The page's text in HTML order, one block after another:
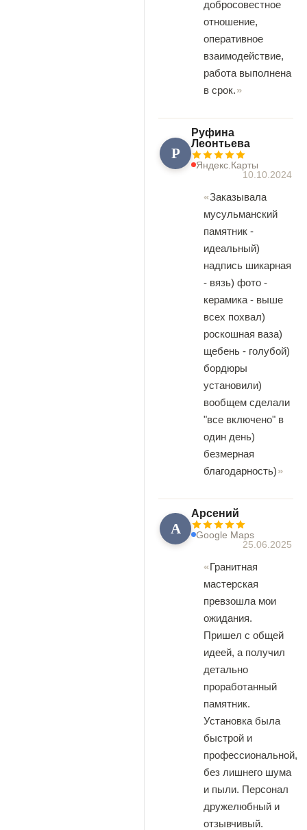
добросовестное
отношение,
оперативное
взаимодействие,
работа выполнена
в срок.
Р
Руфина
Леонтьева
Яндекс.Карты
10.10.2024
Заказывала
мусульманский
памятник -
идеальный)
надпись шикарная
- вязь) фото -
керамика - выше
всех похвал)
роскошная ваза)
щебень - голубой)
бордюры
установили)
вообщем сделали
"все включено" в
один день)
безмерная
благодарность)
А
Арсений
Google Maps
25.06.2025
Гранитная
мастерская
превзошла мои
ожидания.
Пришел с общей
идеей, а получил
детально
проработанный
памятник.
Установка была
быстрой и
профессиональной,
без лишнего шума
и пыли. Персонал
дружелюбный и
отзывчивый.